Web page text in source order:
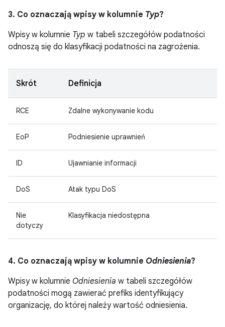
3. Co oznaczają wpisy w kolumnie Typ?
Wpisy w kolumnie Typ w tabeli szczegółów podatności
odnoszą się do klasyfikacji podatności na zagrożenia.
Skrót Definicja
RCE Zdalne wykonywanie kodu
EoP Podniesienie uprawnień
ID Ujawnianie informacji
DoS Atak typu DoS
Nie
dotyczy
Klasyfikacja niedostępna
4. Co oznaczają wpisy w kolumnie Odniesienia?
Wpisy w kolumnie Odniesienia w tabeli szczegółów
podatności mogą zawierać prefiks identyfikujący
organizację, do której należy wartość odniesienia.